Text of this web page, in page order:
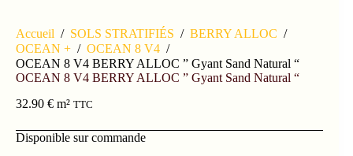
Accueil / SOLS STRATIFIÉS / BERRY ALLOC /
OCEAN + / OCEAN 8 V4 /
OCEAN 8 V4 BERRY ALLOC ” Gyant Sand Natural “
OCEAN 8 V4 BERRY ALLOC ” Gyant Sand Natural “
32.90 € m² TTC
Disponible sur commande